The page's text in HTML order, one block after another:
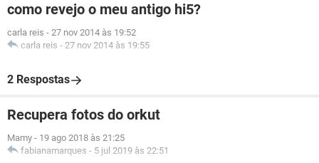
como revejo o meu antigo hi5?
carla reis - 27 nov 2014 às 19:52
carla reis - 27 nov 2014 às 19:55
2 Respostas
Recupera fotos do orkut
Mamy - 19 ago 2018 às 21:25
fabianamarques - 5 jul 2019 às 22:51